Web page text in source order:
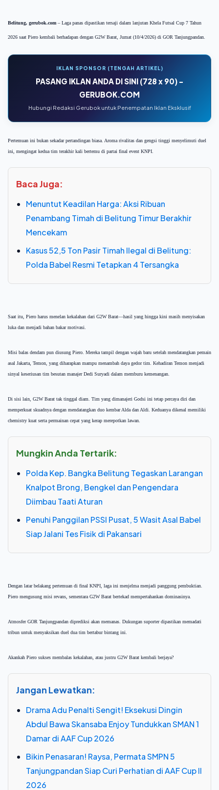
Belitung, gerubok.com – Laga panas dipastikan tersaji dalam lanjutan Khela Futsal Cup 7 Tahun
2026 saat Piero kembali berhadapan dengan G2W Barat, Jumat (10/4/2026) di GOR Tanjungpandan.
IKLAN SPONSOR (TENGAH ARTIKEL)
PASANG IKLAN ANDA DI SINI (728 x 90) -
GERUBOK.COM
Hubungi Redaksi Gerubok untuk Penempatan Iklan Eksklusif
Pertemuan ini bukan sekadar pertandingan biasa. Aroma rivalitas dan gengsi tinggi menyelimuti duel
ini, mengingat kedua tim terakhir kali bertemu di partai final event KNPI.
Baca Juga:
Menuntut Keadilan Harga: Aksi Ribuan
Penambang Timah di Belitung Timur Berakhir
Mencekam
Kasus 52,5 Ton Pasir Timah Ilegal di Belitung:
Polda Babel Resmi Tetapkan 4 Tersangka
Saat itu, Piero harus menelan kekalahan dari G2W Barat—hasil yang hingga kini masih menyisakan
luka dan menjadi bahan bakar motivasi.
Misi balas dendam pun diusung Piero. Mereka tampil dengan wajah baru setelah mendatangkan pemain
asal Jakarta, Temon, yang diharapkan mampu menambah daya gedor tim. Kehadiran Temon menjadi
sinyal keseriusan tim besutan manajer Dedi Suryadi dalam memburu kemenangan.
Di sisi lain, G2W Barat tak tinggal diam. Tim yang dimanajeri Godsi ini tetap percaya diri dan
memperkuat skuadnya dengan mendatangkan duo kembar Alda dan Aldi. Keduanya dikenal memiliki
chemistry kuat serta permainan cepat yang kerap merepotkan lawan.
Mungkin Anda Tertarik:
Polda Kep. Bangka Belitung Tegaskan Larangan
Knalpot Brong, Bengkel dan Pengendara
Diimbau Taati Aturan
Penuhi Panggilan PSSI Pusat, 5 Wasit Asal Babel
Siap Jalani Tes Fisik di Pakansari
Dengan latar belakang pertemuan di final KNPI, laga ini menjelma menjadi panggung pembuktian.
Piero mengusung misi revans, sementara G2W Barat bertekad mempertahankan dominasinya.
Atmosfer GOR Tanjungpandan diprediksi akan memanas. Dukungan suporter dipastikan memadati
tribun untuk menyaksikan duel dua tim bertabur bintang ini.
Akankah Piero sukses membalas kekalahan, atau justru G2W Barat kembali berjaya?
Jangan Lewatkan:
Drama Adu Penalti Sengit! Eksekusi Dingin
Abdul Bawa Skansaba Enjoy Tundukkan SMAN 1
Damar di AAF Cup 2026
Bikin Penasaran! Raysa, Permata SMPN 5
Tanjungpandan Siap Curi Perhatian di AAF Cup II
2026